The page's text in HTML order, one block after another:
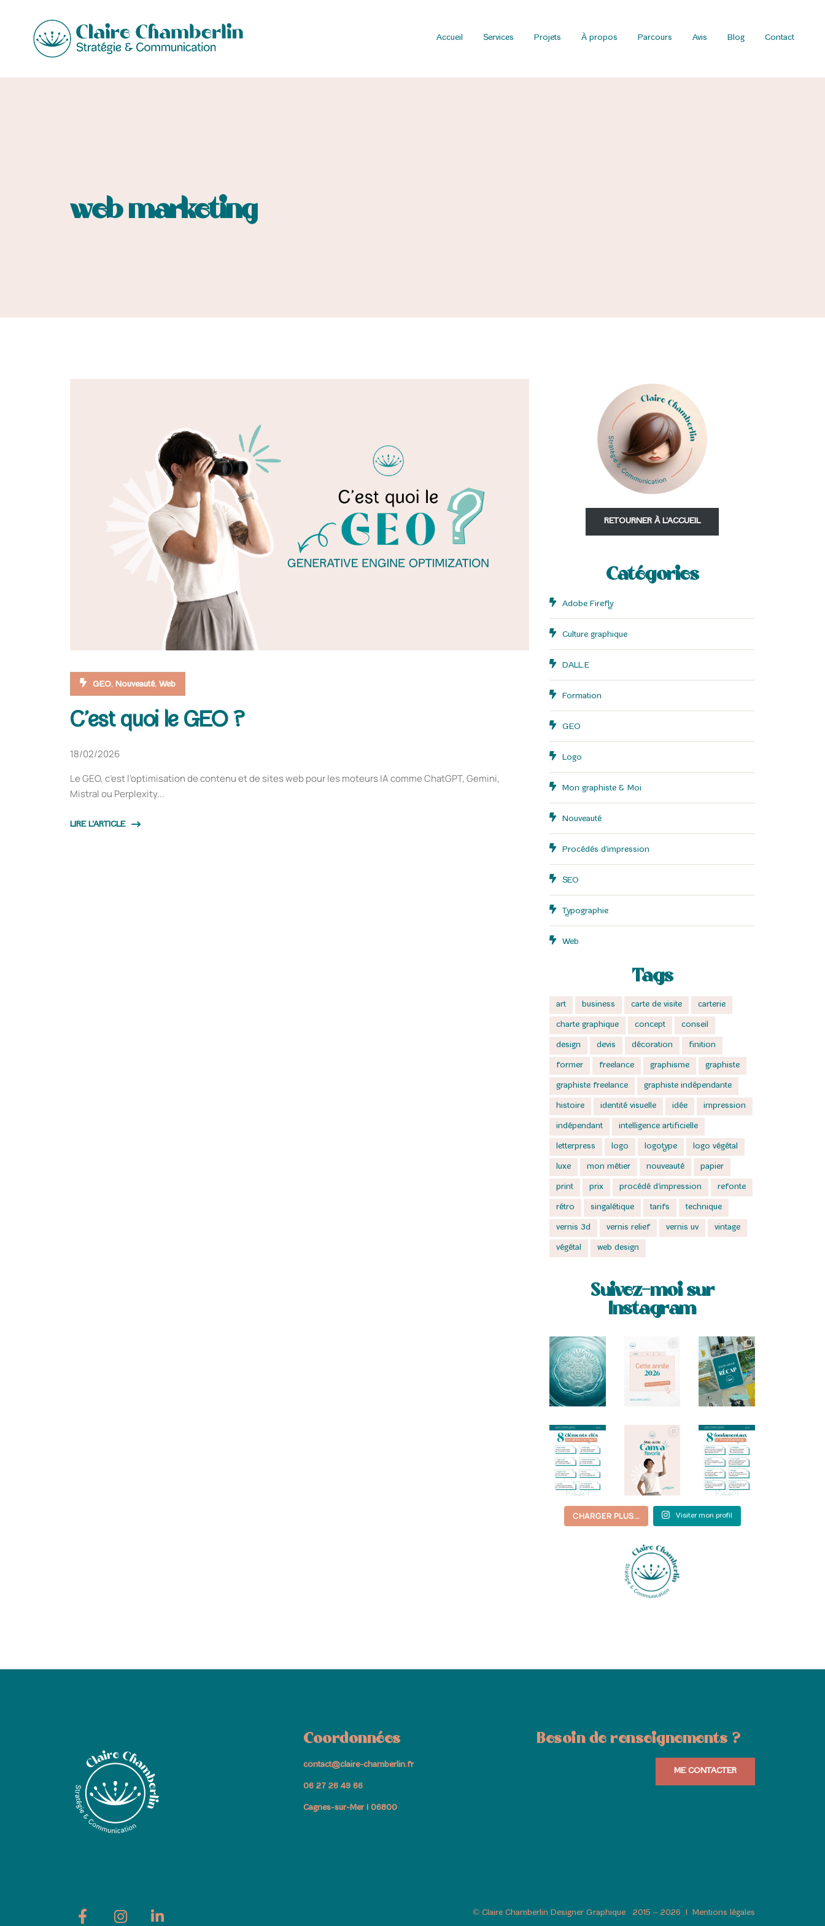
Accueil Services Projets À propos Parcours Avis Blog Contact
web marketing
GEO, Nouveauté, Web
C’est quoi le GEO ?
18/02/2026
Le GEO, c’est l’optimisation de contenu et de sites web pour les moteurs IA comme ChatGPT, Gemini,
Mistral ou Perplexity...
LIRE L'ARTICLE
RETOURNER À L'ACCUEIL
Catégories
Adobe Firefly
Culture graphique
DALL.E
Formation
GEO
Logo
Mon graphiste & Moi
Nouveauté
Procédés d'impression
SEO
Typographie
Web
Tags
art business carte de visite carterie
charte graphique concept conseil
design devis décoration finition
former freelance graphisme graphiste
graphiste freelance graphiste indépendante
histoire identité visuelle idée impression
indépendant intelligence artificielle
letterpress logo logotype logo végétal
luxe mon métier nouveauté papier
print prix procédé d'impression refonte
rétro singalétique tarifs technique
vernis 3d vernis relief vernis uv vintage
végétal web design
Suivez-moi sur
Instagram
CHARGER PLUS… Visiter mon profil
Coordonnées
contact@claire-chamberlin.fr
06 27 26 49 66
Cagnes-sur-Mer I 06800
Besoin de renseignements ?
ME CONTACTER
© Claire Chamberlin Designer Graphique 2015 – 2026 I Mentions légales